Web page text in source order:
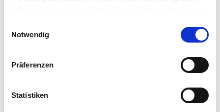
Notwendig
Präferenzen
Statistiken